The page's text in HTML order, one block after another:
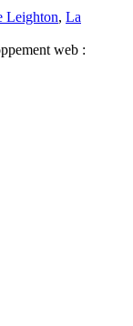
Leighton, La
web :